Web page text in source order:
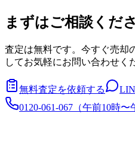
まずはご相談くだ
査定は無料です。今すぐ売却
してお気軽にお問い合わせく
無料査定を依頼する
0120-061-067 （午前10時〜